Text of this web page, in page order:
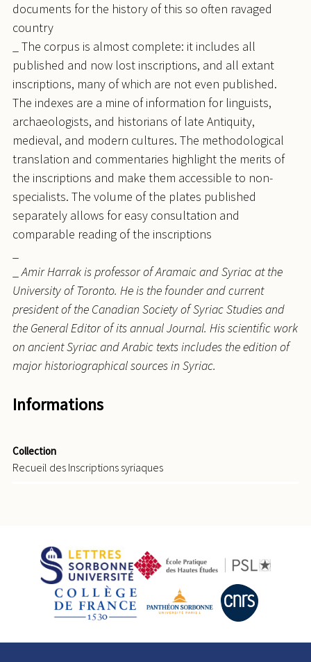
documents for the history of this so often ravaged
country
_ The corpus is almost complete: it includes all
published and now lost inscriptions, and all extant
inscriptions, many of which are not even published.
The indexes are a mine of information for linguists,
archaeologists, and historians of late Antiquity,
medieval, and modern cultures. The methodological
translation and commentaries highlight the merits of
the inscriptions and make them accessible to non-
specialists. The volume of the plates published
separately allows for easy consultation and
comparable reading of the inscriptions
_Amir Harrak is professor of Aramaic and Syriac at the
University of Toronto. He is the founder and current
president of the Canadian Society of Syriac Studies and
the General Editor of its annual Journal. His scientific work
on ancient Syriac and Arabic texts includes the edition of
major historiographical sources in Syriac.
Informations
Collection
Recueil des Inscriptions syriaques